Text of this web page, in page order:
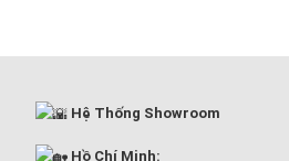
Hệ Thống Showroom
Hồ Chí Minh: